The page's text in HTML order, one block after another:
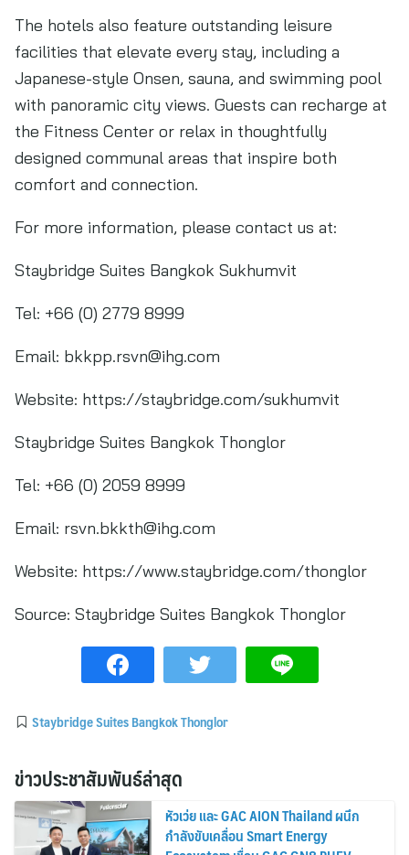
The hotels also feature outstanding leisure
facilities that elevate every stay, including a
Japanese-style Onsen, sauna, and swimming pool
with panoramic city views. Guests can recharge at
the Fitness Center or relax in thoughtfully
designed communal areas that inspire both
comfort and connection.
For more information, please contact us at:
Staybridge Suites Bangkok Sukhumvit
Tel: +66 (0) 2779 8999
Email: bkkpp.rsvn@ihg.com
Website: https://staybridge.com/sukhumvit
Staybridge Suites Bangkok Thonglor
Tel: +66 (0) 2059 8999
Email: rsvn.bkkth@ihg.com
Website: https://www.staybridge.com/thonglor
Source: Staybridge Suites Bangkok Thonglor
Staybridge Suites Bangkok Thonglor
ข่าวประชาสัมพันธ์ล่าสุด
หัวเว่ย และ GAC AION Thailand ผนึก
กำลังขับเคลื่อน Smart Energy